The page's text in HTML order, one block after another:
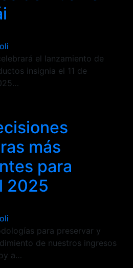
el lanzamiento de
insignia el 11 de
más
para
2025
para preservar y
de nuestros ingresos
a…